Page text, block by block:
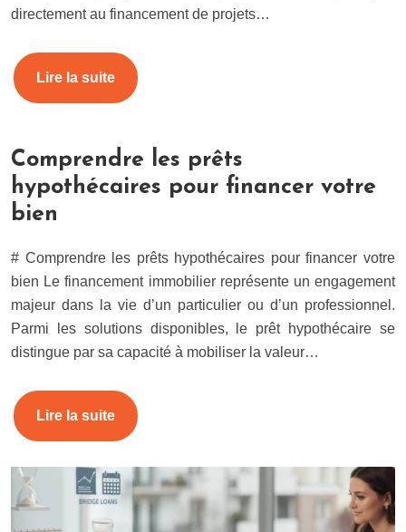
directement au financement de projets…
Lire la suite
Comprendre les prêts
hypothécaires pour financer votre
bien
# Comprendre les prêts hypothécaires pour financer votre
bien Le financement immobilier représente un engagement
majeur dans la vie d’un particulier ou d’un professionnel.
Parmi les solutions disponibles, le prêt hypothécaire se
distingue par sa capacité à mobiliser la valeur…
Lire la suite